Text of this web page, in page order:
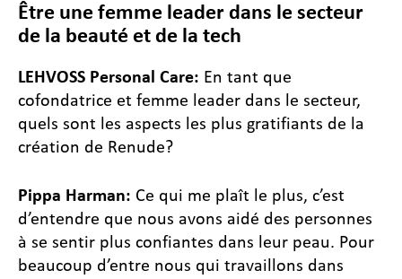
Être une femme leader dans le secteur
de la beauté et de la tech
LEHVOSS Personal Care: En tant que
cofondatrice et femme leader dans le secteur,
quels sont les aspects les plus gratifiants de la
création de Renude?
Pippa Harman: Ce qui me plaît le plus, c’est
d’entendre que nous avons aidé des personnes
à se sentir plus confiantes dans leur peau. Pour
beaucoup d’entre nous qui travaillons dans